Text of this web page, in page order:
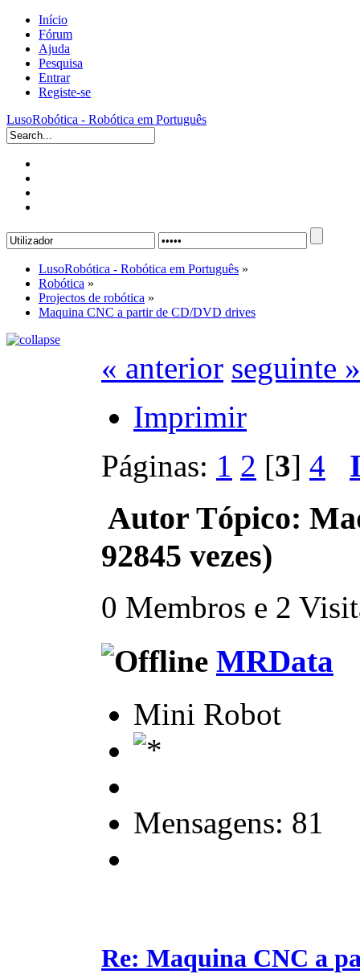
Início
Fórum
Ajuda
Pesquisa
Entrar
Registe-se
LusoRobótica - Robótica em Português
LusoRobótica - Robótica em Português »
Robótica »
Projectos de robótica »
Maquina CNC a partir de CD/DVD drives
« anterior seguinte »
Imprimir
Páginas: 1 2 [3] 4
Autor Tópico:
92845 vezes)
0 Membros e 2
MRData
Mini Robot
Mensagens: 81
Re: Maquina CNC a